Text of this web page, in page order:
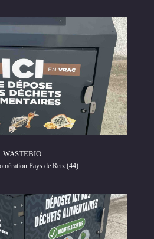
WASTEBIO
Pays de Retz (44)